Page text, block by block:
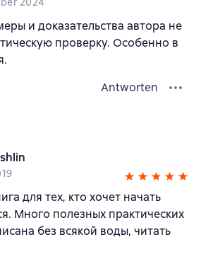
и доказательства автора не
проверку. Особенно в
Antworten
для тех, кто хочет начать
Много полезных практических
без всякой воды, читать